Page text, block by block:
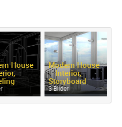
House
Modern House
– Interior,
Storyboard
3 Bilder